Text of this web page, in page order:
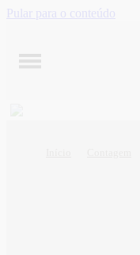
Pular para o conteúdo